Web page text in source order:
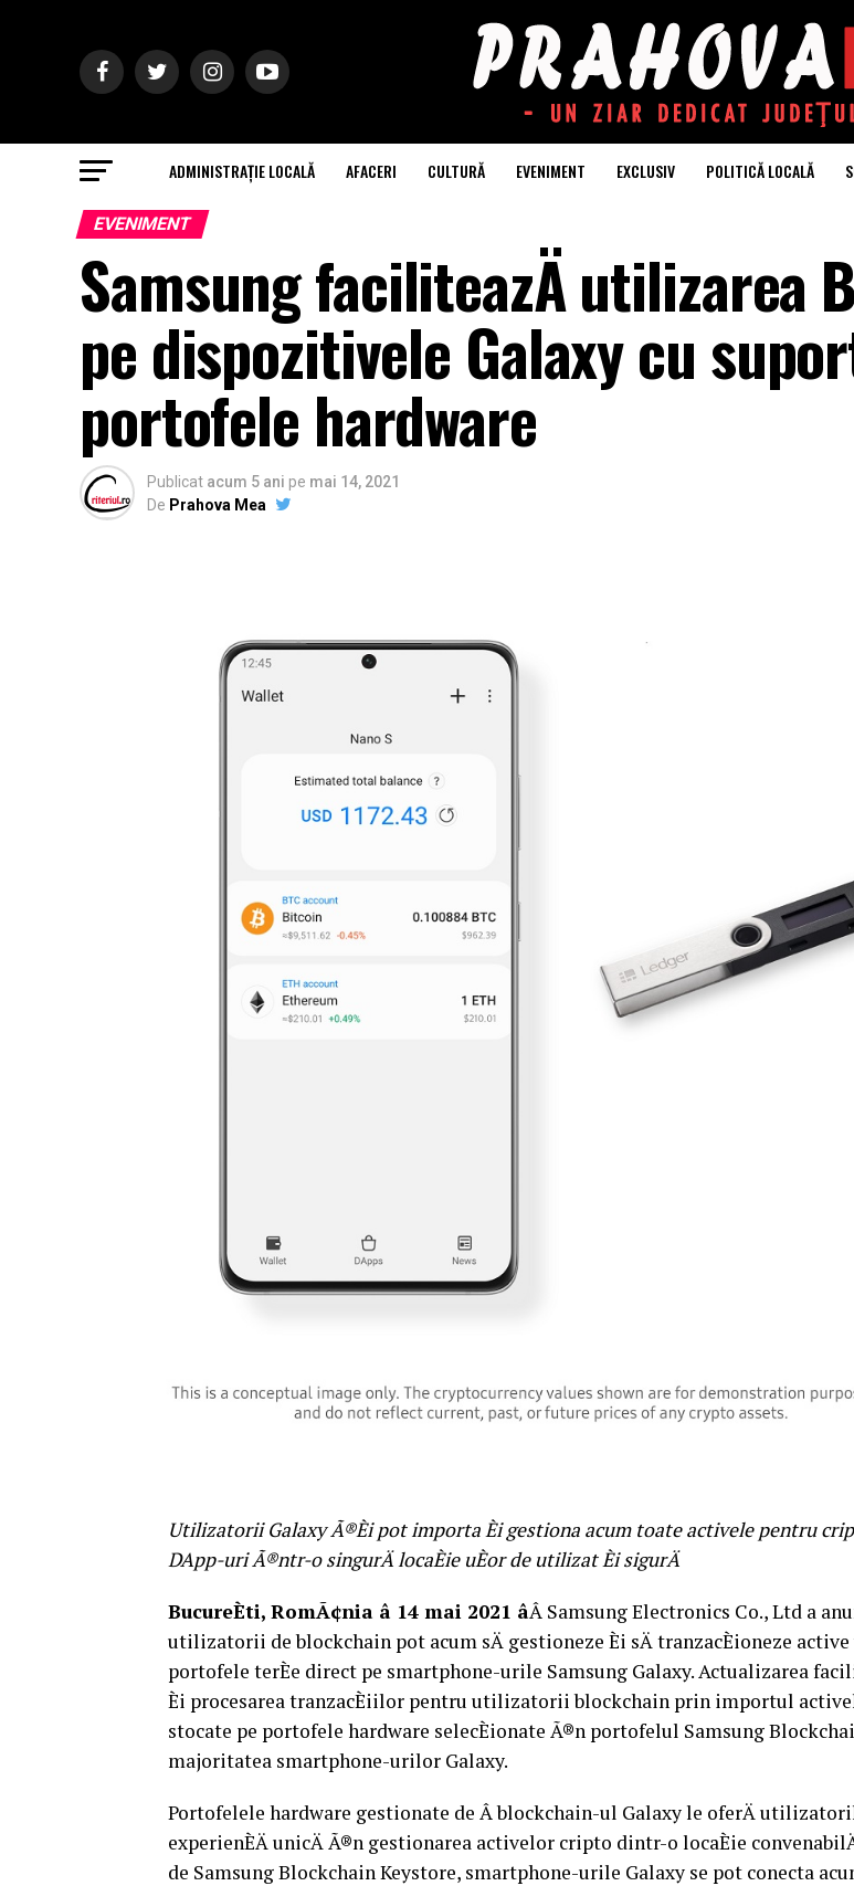
ADMINISTRAȚIE LOCALĂ AFACERI CULTURĂ EVENIMENT EXCLUSIV POLITICĂ LOCALĂ
EVENIMENT
Samsung faciliteazÄ utilizarea
pe dispozitivele Galaxy cu
portofele hardware
Publicat acum 5 ani pe mai 14, 2021
De Prahova Mea
Utilizatorii Galaxy Ã®Èi pot importa Èi gestiona acum toate activele pentru
DApp-uri Ã®ntr-o singurÄ locaÈie uÈor de utilizat Èi sigurÄ
BucureÈti, RomÃ¢nia â 14 mai 2021 âÂ Samsung Electronics Co., Ltd a
utilizatorii de blockchain pot acum sÄ gestioneze Èi sÄ tranzacÈioneze
portofele terÈe direct pe smartphone-urile Samsung Galaxy. Actualizarea
Èi procesarea tranzacÈiilor pentru utilizatorii blockchain prin importul
stocate pe portofele hardware selecÈionate Ã®n portofelul Samsung
majoritatea smartphone-urilor Galaxy.
Portofelele hardware gestionate de Â blockchain-ul Galaxy le oferÄ
experienÈÄ unicÄ Ã®n gestionarea activelor cripto dintr-o locaÈie convenabilÄ.
de Samsung Blockchain Keystore, smartphone-urile Galaxy se pot conecta